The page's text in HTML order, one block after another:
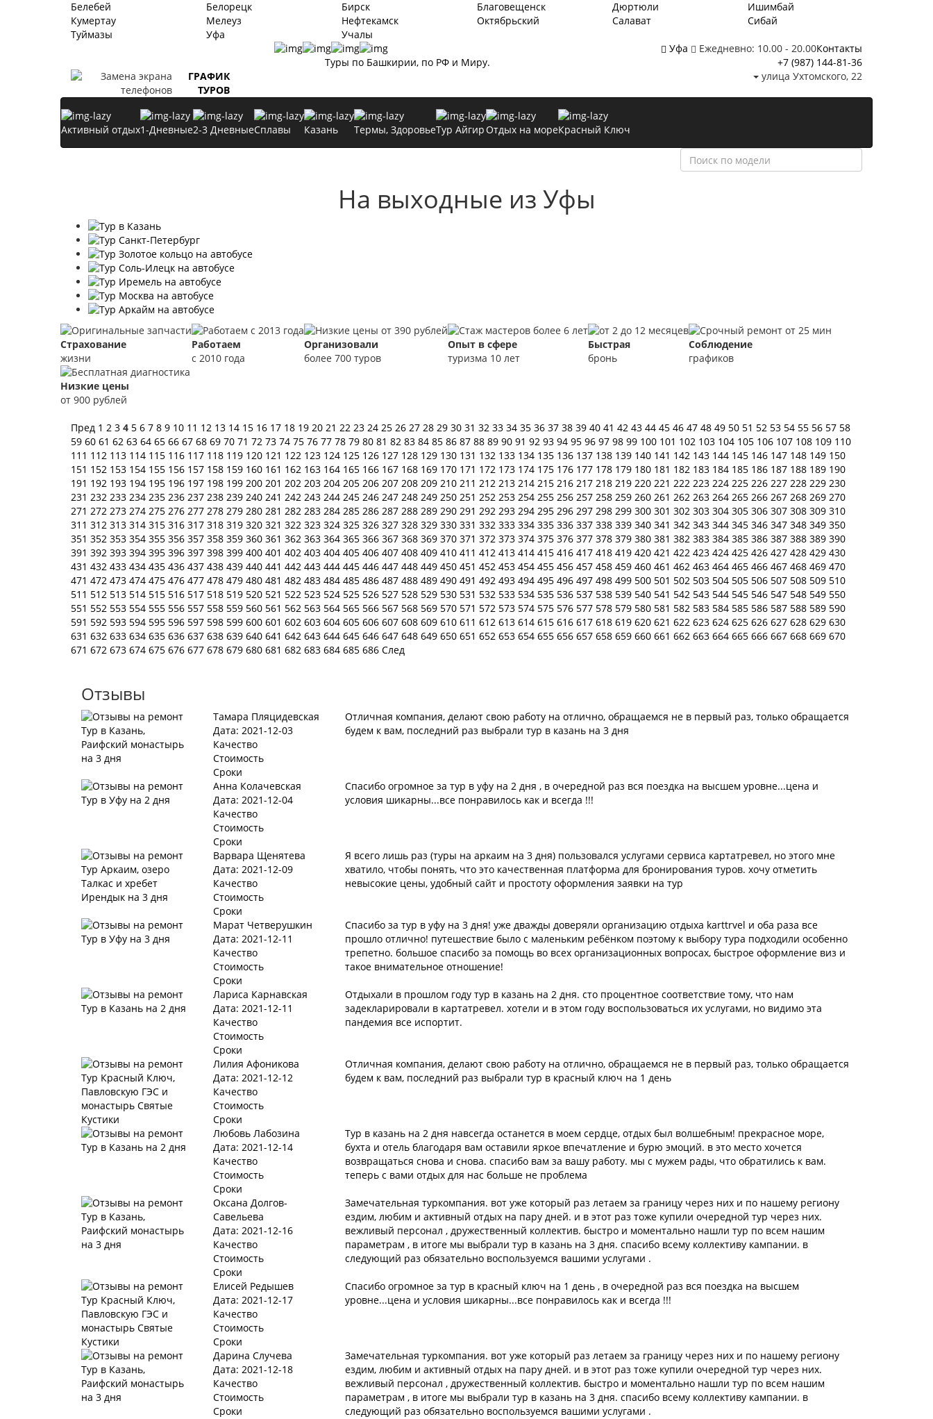
Белебей Белорецк Бирск Благовещенск Дюртюли
Ишимбай
Кумертау
Мелеуз Нефтекамск Октябрьский Салават
Сибай
Туймазы
Уфа
Учалы
Уфа
Ежедневно: 10.00 - 20.00Контакты
Туры по Башкирии, по РФ и Миру.
+7 (987) 144-81-36
ГРАФИК
ТУРОВ
улица Ухтомского, 22
Активный отдых1-Дневные2-3 ДневныеСплавы Казань Термы, ЗдоровьеТур АйгирОтдых на мореКрасный Ключ
На выходные из Уфы
Страхование
жизни
Работаем
с 2010 года
Организовали
более 700 туров
Опыт в сфере
туризма 10 лет
Быстрая
бронь
Соблюдение
графиков
Низкие цены
от 900 рублей
Пред 1 2 3 4 5 6 7 8 9 10 11 12 13 14 15 16 17 18 19 20 21 22 23 24 25 26 27 28 29 30 31 32 33 34 35 36 37 38 39 40 41 42 43 44 45 46 47 48 49 50 51 52 53 54 55 56 57 58
59 60 61 62 63 64 65 66 67 68 69 70 71 72 73 74 75 76 77 78 79 80 81 82 83 84 85 86 87 88 89 90 91 92 93 94 95 96 97 98 99 100 101 102 103 104 105 106 107 108 109 110
111 112 113 114 115 116 117 118 119 120 121 122 123 124 125 126 127 128 129 130 131 132 133 134 135 136 137 138 139 140 141 142 143 144 145 146 147 148 149 150
151 152 153 154 155 156 157 158 159 160 161 162 163 164 165 166 167 168 169 170 171 172 173 174 175 176 177 178 179 180 181 182 183 184 185 186 187 188 189 190
191 192 193 194 195 196 197 198 199 200 201 202 203 204 205 206 207 208 209 210 211 212 213 214 215 216 217 218 219 220 221 222 223 224 225 226 227 228 229 230
231 232 233 234 235 236 237 238 239 240 241 242 243 244 245 246 247 248 249 250 251 252 253 254 255 256 257 258 259 260 261 262 263 264 265 266 267 268 269 270
271 272 273 274 275 276 277 278 279 280 281 282 283 284 285 286 287 288 289 290 291 292 293 294 295 296 297 298 299 300 301 302 303 304 305 306 307 308 309 310
311 312 313 314 315 316 317 318 319 320 321 322 323 324 325 326 327 328 329 330 331 332 333 334 335 336 337 338 339 340 341 342 343 344 345 346 347 348 349 350
351 352 353 354 355 356 357 358 359 360 361 362 363 364 365 366 367 368 369 370 371 372 373 374 375 376 377 378 379 380 381 382 383 384 385 386 387 388 389 390
391 392 393 394 395 396 397 398 399 400 401 402 403 404 405 406 407 408 409 410 411 412 413 414 415 416 417 418 419 420 421 422 423 424 425 426 427 428 429 430
431 432 433 434 435 436 437 438 439 440 441 442 443 444 445 446 447 448 449 450 451 452 453 454 455 456 457 458 459 460 461 462 463 464 465 466 467 468 469 470
471 472 473 474 475 476 477 478 479 480 481 482 483 484 485 486 487 488 489 490 491 492 493 494 495 496 497 498 499 500 501 502 503 504 505 506 507 508 509 510
511 512 513 514 515 516 517 518 519 520 521 522 523 524 525 526 527 528 529 530 531 532 533 534 535 536 537 538 539 540 541 542 543 544 545 546 547 548 549 550
551 552 553 554 555 556 557 558 559 560 561 562 563 564 565 566 567 568 569 570 571 572 573 574 575 576 577 578 579 580 581 582 583 584 585 586 587 588 589 590
591 592 593 594 595 596 597 598 599 600 601 602 603 604 605 606 607 608 609 610 611 612 613 614 615 616 617 618 619 620 621 622 623 624 625 626 627 628 629 630
631 632 633 634 635 636 637 638 639 640 641 642 643 644 645 646 647 648 649 650 651 652 653 654 655 656 657 658 659 660 661 662 663 664 665 666 667 668 669 670
671 672 673 674 675 676 677 678 679 680 681 682 683 684 685 686 След
Отзывы
Тамара Пляцидевская
Дата: 2021-12-03
Качество
Стоимость
Сроки
Отличная компания, делают свою работу на отлично, обращаемся не в первый раз, только обращается
будем к вам, последний раз выбрали тур в казань на 3 дня
Анна Колачевская
Дата: 2021-12-04
Качество
Стоимость
Сроки
Спасибо огромное за тур в уфу на 2 дня , в очередной раз вся поездка на высшем уровне...цена и
условия шикарны...все понравилось как и всегда !!!
Варвара Щенятева
Дата: 2021-12-09
Качество
Стоимость
Сроки
Я всего лишь раз (туры на аркаим на 3 дня) пользовался услугами сервиса картатревел, но этого мне
хватило, чтобы понять, что это качественная платформа для бронирования туров. хочу отметить
невысокие цены, удобный сайт и простоту оформления заявки на тур
Марат Четверушкин
Дата: 2021-12-11
Качество
Стоимость
Сроки
Спасибо за тур в уфу на 3 дня! уже дважды доверяли организацию отдыха karttrvel и оба раза все
прошло отлично! путешествие было с маленьким ребёнком поэтому к выбору тура подходили особенно
трепетно. большое спасибо за помощь во всех организационных вопросах, быстрое оформление виз и
такое внимательное отношение!
Лариса Карнавская
Дата: 2021-12-11
Качество
Стоимость
Сроки
Отдыхали в прошлом году тур в казань на 2 дня. сто процентное соответствие тому, что нам
задекларировали в картатревел. хотели и в этом году воспользоваться их услугами, но видимо эта
пандемия все испортит.
Лилия Афоникова
Дата: 2021-12-12
Качество
Стоимость
Сроки
Отличная компания, делают свою работу на отлично, обращаемся не в первый раз, только обращается
будем к вам, последний раз выбрали тур в красный ключ на 1 день
Любовь Лабозина
Дата: 2021-12-14
Качество
Стоимость
Сроки
Тур в казань на 2 дня навсегда останется в моем сердце, отдых был волшебным! прекрасное море,
бухта и отель благодаря вам оставили яркое впечатление и бурю эмоций. в это место хочется
возвращаться снова и снова. спасибо вам за вашу работу. мы с мужем рады, что обратились к вам.
теперь с вами отдых для нас больше не проблема
Оксана Долгов-
Савельева
Дата: 2021-12-16
Качество
Стоимость
Сроки
Замечательная туркомпания. вот уже который раз летаем за границу через них и по нашему региону
ездим, любим и активный отдых на пару дней. и в этот раз тоже купили очередной тур через них.
вежливый персонал , дружественный коллектив. быстро и моментально нашли тур по всем нашим
параметрам , в итоге мы выбрали тур в казань на 3 дня. спасибо всему коллективу кампании. в
следующий раз обязательно воспользуемся вашими услугами .
Елисей Редышев
Дата: 2021-12-17
Качество
Стоимость
Сроки
Спасибо огромное за тур в красный ключ на 1 день , в очередной раз вся поездка на высшем
уровне...цена и условия шикарны...все понравилось как и всегда !!!
Дарина Случева
Дата: 2021-12-18
Качество
Стоимость
Сроки
Замечательная туркомпания. вот уже который раз летаем за границу через них и по нашему региону
ездим, любим и активный отдых на пару дней. и в этот раз тоже купили очередной тур через них.
вежливый персонал , дружественный коллектив. быстро и моментально нашли тур по всем нашим
параметрам , в итоге мы выбрали тур в казань на 3 дня. спасибо всему коллективу кампании. в
следующий раз обязательно воспользуемся вашими услугами .